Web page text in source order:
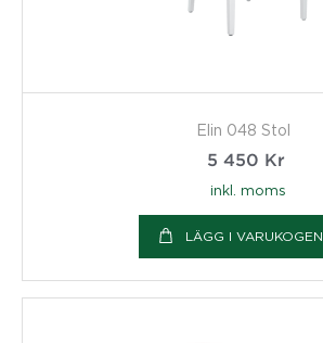
Elin 048 Stol
5 450 Kr
inkl. moms
LÄGG I VARUKOGEN